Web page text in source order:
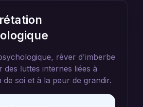
rêver d'imberbe
des luttes internes liées à
de soi et à la peur de grandir.